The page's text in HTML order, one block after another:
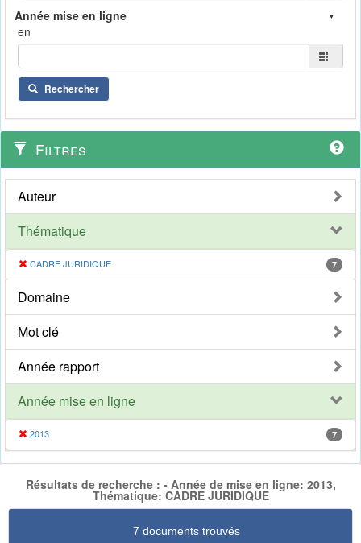
en
Rechercher
Filtres
Auteur
Thématique
CADRE JURIDIQUE 7
Domaine
Mot clé
Année rapport
Année mise en ligne
2013 7
Résultats de recherche : - Année de mise en ligne: 2013,
Thématique: CADRE JURIDIQUE
7 documents trouvés